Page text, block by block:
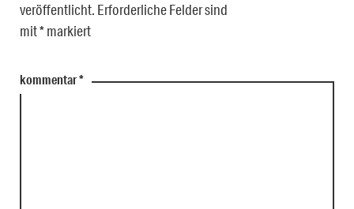
veröffentlicht. Erforderliche Felder sind
mit*markiert
kommentar*